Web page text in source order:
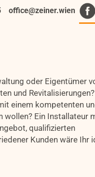
office@zeiner.wien
oder Eigentümer
und
einem kompetenten
wollen? Ein Installateur
qualifizierten
Kunden wäre Ihr